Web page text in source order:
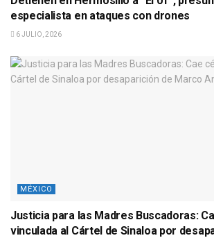
especialista en ataques con drones
6 JULIO, 2026
MÉXICO
Justicia para las Madres Buscadoras:
vinculada al Cártel de Sinaloa por